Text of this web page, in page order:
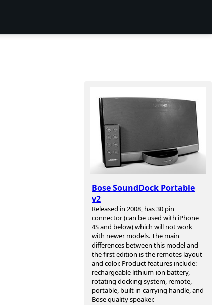
Bose SoundDock Portable
v2
Released in 2008, has 30 pin
connector (can be used with iPhone
4S and below) which will not work
with newer models. The main
differences between this model and
the first edition is the remotes layout
and color. Product features include:
rechargeable lithium-ion battery,
rotating docking system, remote,
portable, built in carrying handle, and
Bose quality speaker.